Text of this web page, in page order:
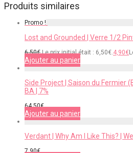
Produits similaires
Promo !
Lost and Grounded | Verre 1/2
6,50€ Le prix initial était : 6,50€.4,90€
Ajouter au panier
Side Project | Saison du Fermier
BA | 7%
64,50€
Ajouter au panier
Verdant | Why Am I Like This? |
7,90€